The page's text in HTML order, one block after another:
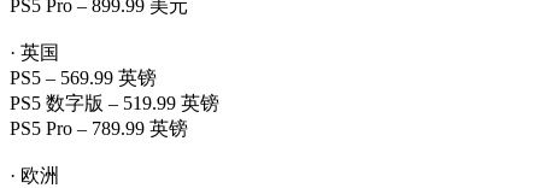
PS5 Pro – 899.99 美元
· 英国
PS5 – 569.99 英镑
PS5 数字版 – 519.99 英镑
PS5 Pro – 789.99 英镑
· 欧洲